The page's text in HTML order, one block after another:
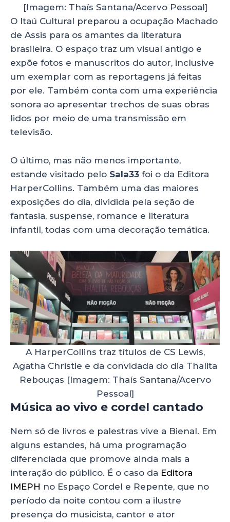
[Imagem: Thaís Santana/Acervo Pessoal]
O Itaú Cultural preparou a ocupação Machado
de Assis para os amantes da literatura
brasileira. O espaço traz um visual antigo e
expõe fotos e manuscritos do autor, inclusive
um exemplar com as reportagens já feitas
por ele. Também conta com uma experiência
sonora ao apresentar trechos de suas obras
lidos por meio de uma transmissão em
televisão.
O último, mas não menos importante,
estande visitado pelo Sala33 foi o da Editora
HarperCollins. Também uma das maiores
exposições do dia, dividida pela seção de
fantasia, suspense, romance e literatura
infantil, todas com uma decoração temática.
A HarperCollins traz títulos de CS Lewis,
Agatha Christie e da convidada do dia Thalita
Rebouças [Imagem: Thaís Santana/Acervo
Pessoal]
Música ao vivo e cordel cantado
Nem só de livros e palestras vive a Bienal. Em
alguns estandes, há uma programação
diferenciada que promove ainda mais a
interação do público. É o caso da Editora
IMEPH no Espaço Cordel e Repente, que no
período da noite contou com a ilustre
presença do musicista, cantor e ator